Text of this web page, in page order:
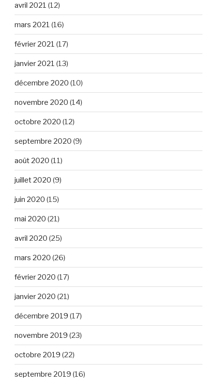
avril 2021 (12)
mars 2021 (16)
février 2021 (17)
janvier 2021 (13)
décembre 2020 (10)
novembre 2020 (14)
octobre 2020 (12)
septembre 2020 (9)
août 2020 (11)
juillet 2020 (9)
juin 2020 (15)
mai 2020 (21)
avril 2020 (25)
mars 2020 (26)
février 2020 (17)
janvier 2020 (21)
décembre 2019 (17)
novembre 2019 (23)
octobre 2019 (22)
septembre 2019 (16)